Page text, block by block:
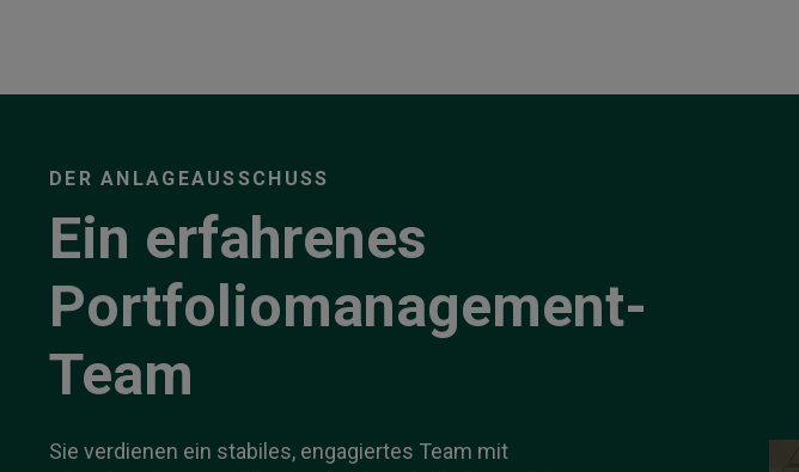
DER ANLAGEAUSSCHUSS
Ein erfahrenes
Portfoliomanagement-
Team
Sie verdienen ein stabiles, engagiertes Team mit